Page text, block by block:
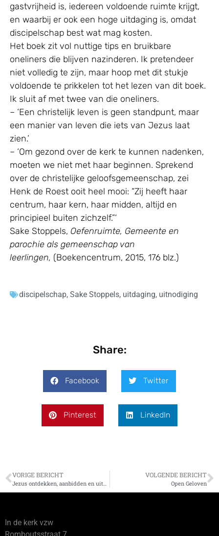
gastvrijheid is, iedereen voldoende ruimte krijgt,
en waarbij er ook een hoge uitdaging is, omdat
discipelschap best wat mag kosten.
Het boek zit vol nuttige tips en bruikbare
oneliners die blijven nazinderen. Ik pretendeer
niet volledig te zijn, maar hoop met dit stukje
voldoende te prikkelen tot het lezen van dit boek.
Ik sluit af met twee van die oneliners.
– ‘Een christelijk leven is geen standpunt, maar
een manier van leven die iets van Jezus laat
zien.’
– ‘Om gezond over de kerk te kunnen nadenken,
moeten we niet met haar beginnen. Sprekend
over de christelijke geloofsgemeenschap, zei
Henk de Roest ooit heel mooi: “Zij heeft haar
centrum, haar kern, haar midden, altijd en
principieel buiten zichzelf.”‘
Sake Stoppels, Oefenruimte, Gemeente en
parochie als gemeenschap van
leerlingen, (Boekencentrum, 2015, 176 blz.)
discipelschap, Sake Stoppels, uitdaging, uitnodiging
Share:
Facebook Twitter
Pinterest LinkedIn
VORIGE BERICHT VOLGENDE BERICHT
Open Geloven
In de kerk vzw
Romboutsstraat 7